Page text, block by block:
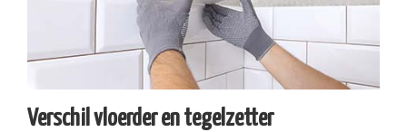
Verschil vloerder en tegelzetter